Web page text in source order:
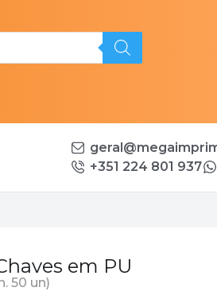
+351 224 801 937
em PU
50 un)